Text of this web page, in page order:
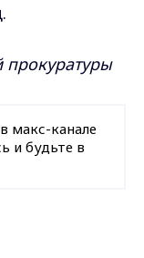
прокуратуры
макс-канале
и будьте в